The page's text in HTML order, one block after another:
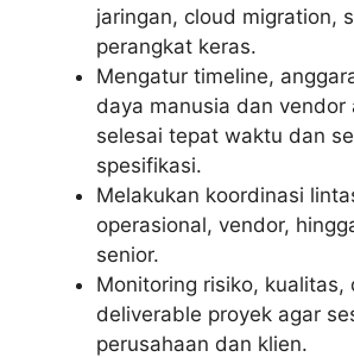
jaringan, cloud migration,
perangkat keras.
Mengatur timeline,
daya manusia dan vendor
selesai tepat waktu dan
spesifikasi.
Melakukan koordinasi
operasional, vendor,
senior.
Monitoring risiko, kualitas,
deliverable proyek agar
perusahaan dan klien.